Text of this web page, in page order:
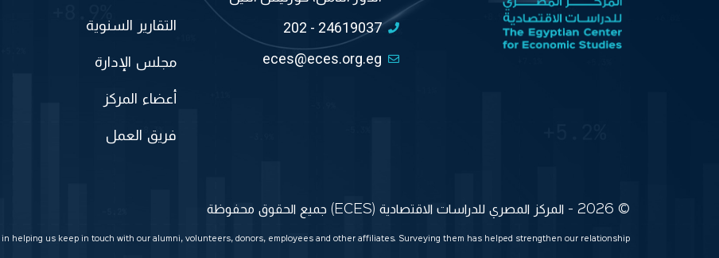
202 - 24619037
eces@eces.org.eg
التقارير السنوية
مجلس الإدارة
أعضاء المركز
فريق العمل
© 2026 - المركز المصري للدراسات الاقتصادية (ECES) جميع الحقوق محفوظة
in helping us keep in touch with our alumni, volunteers, donors, employees and other affiliates. Surveying them has helped strengthen our relationship.